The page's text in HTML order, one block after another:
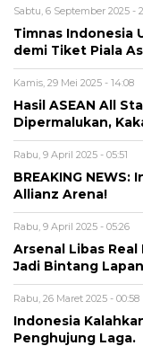
Sabtu, 6 September 2025 -
Timnas Indonesia
demi Tiket Piala
Kamis, 29 Mei 2025 - 14:08
Hasil ASEAN All
Dipermalukan,
Rabu, 9 April 2025 - 05:51
BREAKING
Allianz Arena!
Rabu, 9 April 2025 - 05:26
Arsenal Libas
Jadi Bintang
Rabu, 26 Maret 2025 - 00:58
Indonesia
Penghujung Laga.